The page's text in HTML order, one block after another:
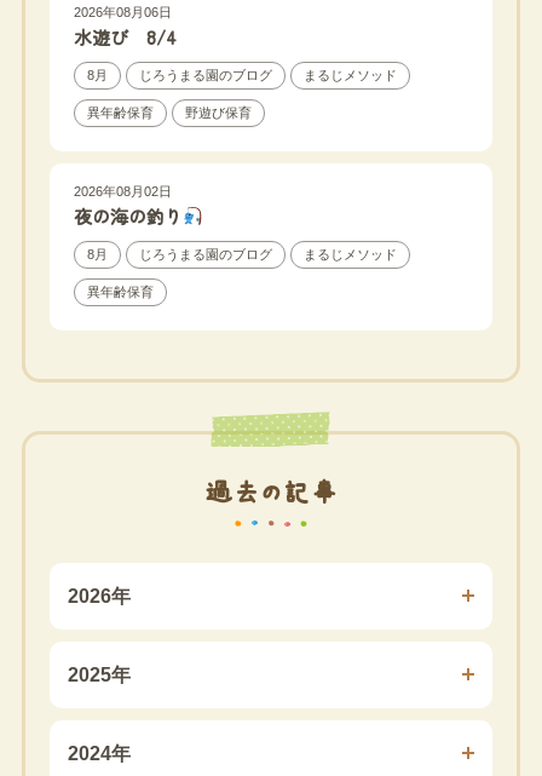
2026年08月06日
水遊び 8/4
8月 じろうまる園のブログ まるじメソッド
異年齢保育 野遊び保育
2026年08月02日
夜の海の釣り
8月 じろうまる園のブログ まるじメソッド
異年齢保育
過去の記事
2026年
2025年
2024年